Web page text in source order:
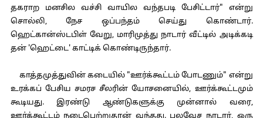
தகராற மனசில வச்சி வாயில வந்தபடி பேசிட்டார்" என்று
சொல்லி, நேச ஒப்பந்தம் செய்து கொண்டார்.
ஹெட்கான்ஸ்டபிள் வேறு, மாரிமுத்து நாடார் வீட்டில் அடிக்கடி
தன் 'ஹெட்டை' காட்டிக் கொண்டிருந்தார்.
காத்தமுத்துவின் கடையில் "ஊர்க்கூட்டம் போடணும்" என்று
உரக்கப் பேசிய சமரச சீலரின் யோசனையில், ஊர்க்கூட்டமும்
கூடியது. இரண்டு ஆண்டுகளுக்கு முன்னால் வரை,